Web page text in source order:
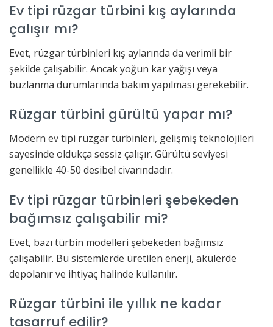
Ev tipi rüzgar türbini kış aylarında
çalışır mı?
Evet, rüzgar türbinleri kış aylarında da verimli bir
şekilde çalışabilir. Ancak yoğun kar yağışı veya
buzlanma durumlarında bakım yapılması gerekebilir.
Rüzgar türbini gürültü yapar mı?
Modern ev tipi rüzgar türbinleri, gelişmiş teknolojileri
sayesinde oldukça sessiz çalışır. Gürültü seviyesi
genellikle 40-50 desibel civarındadır.
Ev tipi rüzgar türbinleri şebekeden
bağımsız çalışabilir mi?
Evet, bazı türbin modelleri şebekeden bağımsız
çalışabilir. Bu sistemlerde üretilen enerji, akülerde
depolanır ve ihtiyaç halinde kullanılır.
Rüzgar türbini ile yıllık ne kadar
tasarruf edilir?